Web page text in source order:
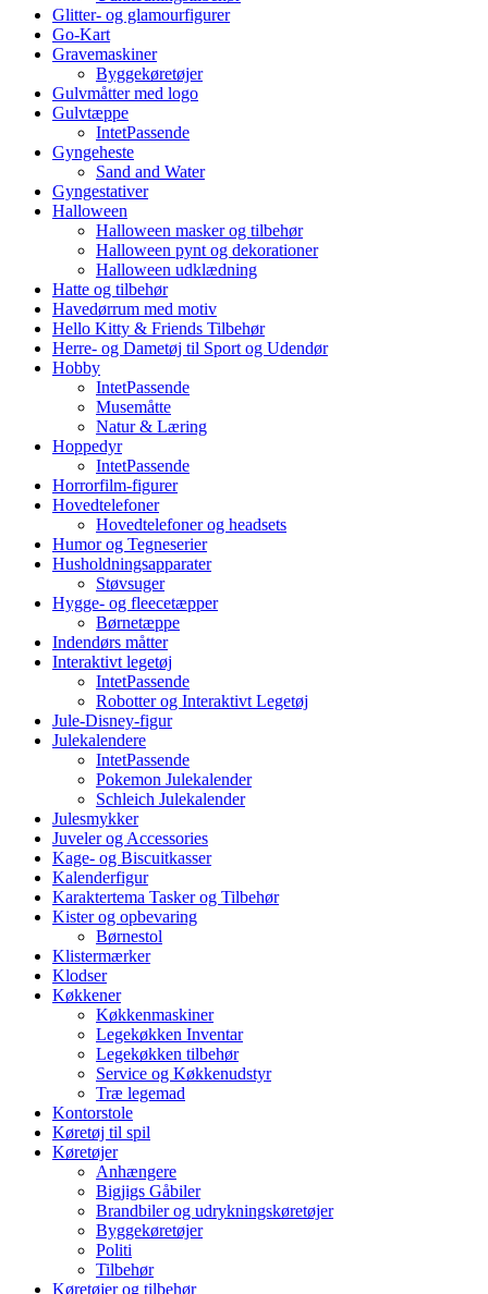
Glitter- og glamourfigurer
Go-Kart
Gravemaskiner
Byggekøretøjer
Gulvmåtter med logo
Gulvtæppe
IntetPassende
Gyngeheste
Sand and Water
Gyngestativer
Halloween
Halloween masker og tilbehør
Halloween pynt og dekorationer
Halloween udklædning
Hatte og tilbehør
Havedørrum med motiv
Hello Kitty & Friends Tilbehør
Herre- og Dametøj til Sport og Udendør
Hobby
IntetPassende
Musemåtte
Natur & Læring
Hoppedyr
IntetPassende
Horrorfilm-figurer
Hovedtelefoner
Hovedtelefoner og headsets
Humor og Tegneserier
Husholdningsapparater
Støvsuger
Hygge- og fleecetæpper
Børnetæppe
Indendørs måtter
Interaktivt legetøj
IntetPassende
Robotter og Interaktivt Legetøj
Jule-Disney-figur
Julekalendere
IntetPassende
Pokemon Julekalender
Schleich Julekalender
Julesmykker
Juveler og Accessories
Kage- og Biscuitkasser
Kalenderfigur
Karaktertema Tasker og Tilbehør
Kister og opbevaring
Børnestol
Klistermærker
Klodser
Køkkener
Køkkenmaskiner
Legekøkken Inventar
Legekøkken tilbehør
Service og Køkkenudstyr
Træ legemad
Kontorstole
Køretøj til spil
Køretøjer
Anhængere
Bigjigs Gåbiler
Brandbiler og udrykningskøretøjer
Byggekøretøjer
Politi
Tilbehør
Køretøjer og tilbehør